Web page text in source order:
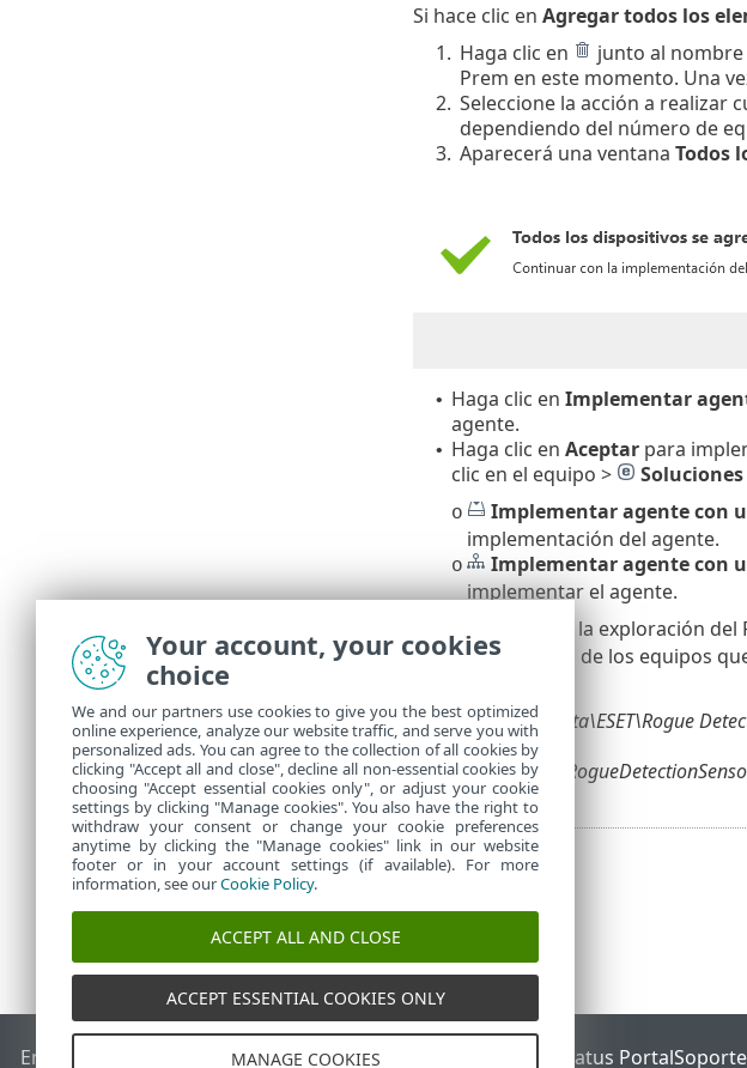
Si hace clic en Agregar todos los
1. Haga clic en
junto al nombre
Prem en este momento. Una
2. Seleccione la acción a realizar
dependiendo del número de
3. Aparecerá una ventana Todos
• Haga clic en Implementar
agente.
• Haga clic en Aceptarpara
clic en el equipo >
Soluciones
o Implementar agente con
implementación del agente.
o Implementar agente con
implementar el agente.
Los resultados de la exploración
Contiene una lista de los equipos
C:\ProgramData\ESET\Rogue
• Linux
/var/log/eset/
End of Life Base de conocimiento de ESET ESET Status Portal
Your account, your cookies
choice
We and our partners use cookies to give you the best optimized
online experience, analyze our website traffic, and serve you with
personalized ads. You can agree to the collection of all cookies by
clicking "Accept all and close", decline all non-essential cookies by
choosing "Accept essential cookies only", or adjust your cookie
settings by clicking "Manage cookies". You also have the right to
withdraw your consent or change your cookie preferences
anytime by clicking the "Manage cookies" link in our website
footer or in your account settings (if available). For more
information, see ourCookie Policy.
ACCEPT ALL AND CLOSE
ACCEPT ESSENTIAL COOKIES ONLY
MANAGE COOKIES